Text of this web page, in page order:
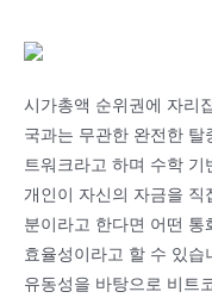
시가총액 순위권에 자리
국과는 무관한 완전한 탈
트워크라고 하며 수학 기
개인이 자신의 자금을 직
분이라고 한다면 어떤
효율성이라고 할 수 있
유동성을 바탕으로 비트